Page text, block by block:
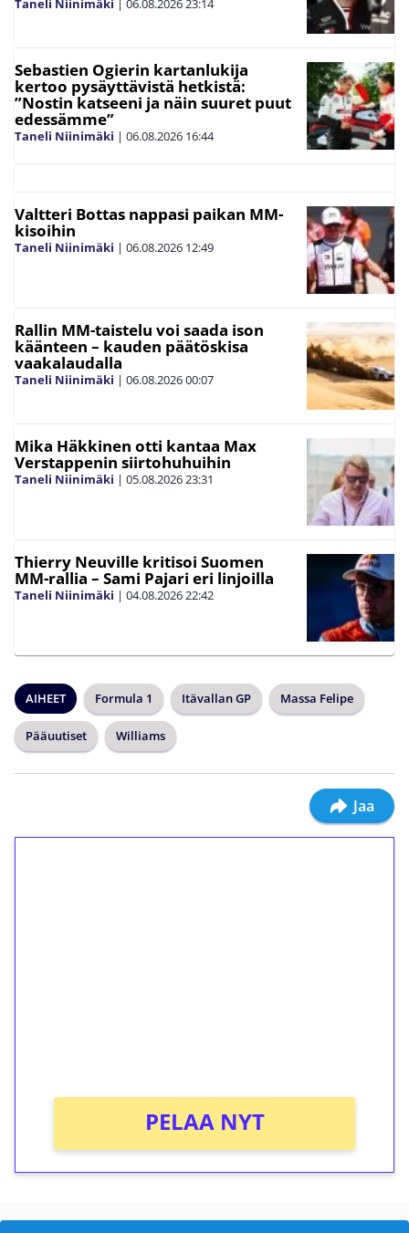
Taneli Niinimäki 06.08.202623:14
Sebastien Ogierin kartanlukija
kertoo pysäyttävistä hetkistä:
”Nostin katseeni ja näin suuret puut
edessämme”
Taneli Niinimäki | 06.08.2026 16:44
Valtteri Bottas nappasi paikan MM-
kisoihin
Taneli Niinimäki | 06.08.2026 12:49
Rallin MM-taistelu voi saada ison
käänteen – kauden päätöskisa
vaakalaudalla
Taneli Niinimäki | 06.08.202600:07
Mika Häkkinen otti kantaa Max
Verstappenin siirtohuhuihin
Taneli Niinimäki | 05.08.202623:31
Thierry Neuville kritisoi Suomen
MM-rallia – Sami Pajari eri linjoilla
Taneli Niinimäki | 04.08.202622:42
AIHEET Formula 1 Itävallan GP Massa Felipe
Pääuutiset Williams
Jaa
PELAA NYT